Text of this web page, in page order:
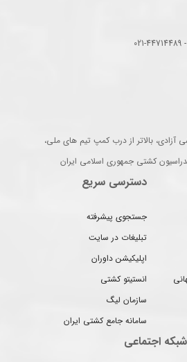
آزادی، بالاتر از درب کمپ تیم های ملی،
کشتی جمهوری اسلامی ایران
دسترسی سریع
جستجوی پیشرفته
تبلیغات در سایت
اپلیکیشن داوران
انستیتو کشتی
سازمان لیگ
سامانه جامع کشتی ایران
شبکه اجتماعی